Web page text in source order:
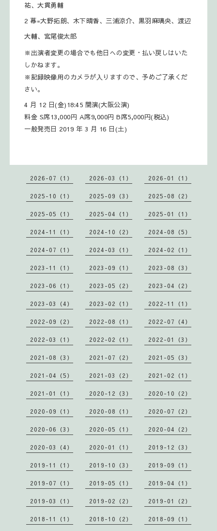
祐、大貫勇輔
2 幕=大野拓朗、木下晴香、三浦涼介、黒羽麻璃央、渡辺
大輔、宮尾俊太郎
※出演者変更の場合でも他日への変更・払い戻しはいた
しかねます。
※記録映像用のカメラが入りますので、予めご了承くだ
さい。
4 月 12 日(金)18:45 開演(大阪公演)
料金 S席13,000円 A席9,000円 B席5,000円(税込)
一般発売日 2019 年 3 月 16 日(土)
2026-07（1） 2026-03（1） 2026-01（1）
2025-10（1） 2025-09（3） 2025-08（2）
2025-05（1） 2025-04（1） 2025-01（1）
2024-11（1） 2024-10（2） 2024-08（5）
2024-07（1） 2024-03（1） 2024-02（1）
2023-11（1） 2023-09（1） 2023-08（3）
2023-06（1） 2023-05（2） 2023-04（2）
2023-03（4） 2023-02（1） 2022-11（1）
2022-09（2） 2022-08（1） 2022-07（4）
2022-03（1） 2022-02（1） 2022-01（3）
2021-08（3） 2021-07（2） 2021-05（3）
2021-04（5） 2021-03（2） 2021-02（1）
2021-01（1） 2020-12（3） 2020-10（2）
2020-09（1） 2020-08（1） 2020-07（2）
2020-06（3） 2020-05（1） 2020-04（2）
2020-03（4） 2020-01（1） 2019-12（3）
2019-11（1） 2019-10（3） 2019-09（1）
2019-07（1） 2019-05（1） 2019-04（1）
2019-03（1） 2019-02（2） 2019-01（2）
2018-11（1） 2018-10（2） 2018-09（1）